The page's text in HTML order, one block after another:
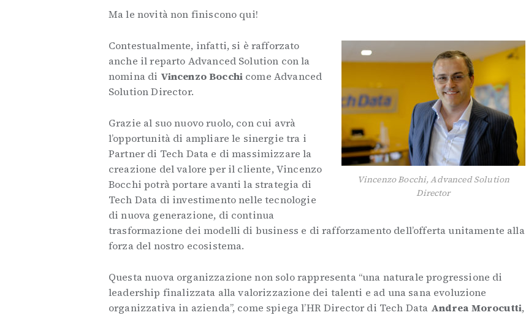
Ma le novità non finiscono qui!
Vincenzo Bocchi, Advanced Solution
Director
Contestualmente, infatti, si è rafforzato
anche il reparto Advanced Solution con la
nomina di Vincenzo Bocchi come Advanced
Solution Director.
Grazie al suo nuovo ruolo, con cui avrà
l’opportunità di ampliare le sinergie tra i
Partner di Tech Data e di massimizzare la
creazione del valore per il cliente, Vincenzo
Bocchi potrà portare avanti la strategia di
Tech Data di investimento nelle tecnologie
di nuova generazione, di continua
trasformazione dei modelli di business e di rafforzamento dell’offerta unitamente alla
forza del nostro ecosistema.
Questa nuova organizzazione non solo rappresenta “una naturale progressione di
leadership finalizzata alla valorizzazione dei talenti e ad una sana evoluzione
organizzativa in azienda”, come spiega l’HR Director di Tech Data Andrea Morocutti,